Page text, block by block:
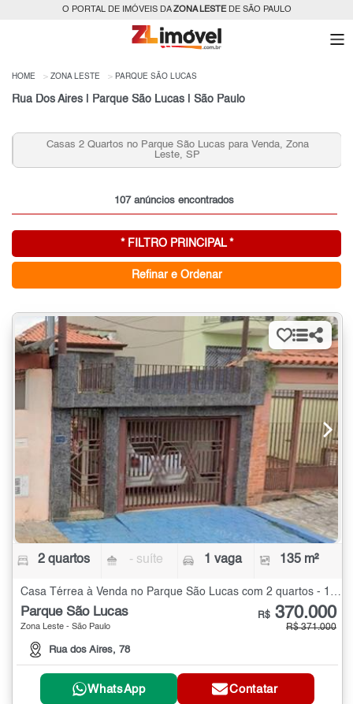
O PORTAL DE IMÓVEIS DAZONA LESTEDE SÃO PAULO
HOME ZONA LESTE PARQUE SÃO LUCAS
Rua Dos Aires | Parque São Lucas | São Paulo
Casas 2 Quartos no Parque São Lucas para Venda, Zona
Leste, SP
107 anúncios encontrados
* FILTRO PRINCIPAL *
Refinar e Ordenar
2 quartos - suíte 1 vaga 135 m²
Parque São Lucas
Zona Leste - São Paulo
Rua dos Aires, 78
R$ 370.000
R$ 371.000
WhatsApp Contatar